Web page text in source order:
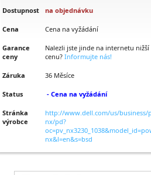
Dostupnost na objednávku
Cena Cena na vyžádání
Garance
ceny
Nalezli jste jinde na internetu nižší
cenu? Informujte nás!
Záruka 36 Měsíce
Status - Cena na vyžádání
Stránka
výrobce
http://www.dell.com/us/
nx/pd?
nx&l=en&s=bsd